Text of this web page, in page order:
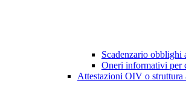
Scadenzario obblighi
Oneri informativi per
Attestazioni OIV o struttura